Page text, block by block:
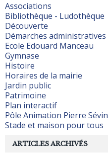
Associations
Bibliothèque - Ludothèque
Découverte
Démarches administratives
Ecole Edouard Manceau
Gymnase
Histoire
Horaires de la mairie
Jardin public
Patrimoine
Plan interactif
Pôle Animation Pierre Sévin
Stade et maison pour tous
ARTICLES ARCHIVÉS